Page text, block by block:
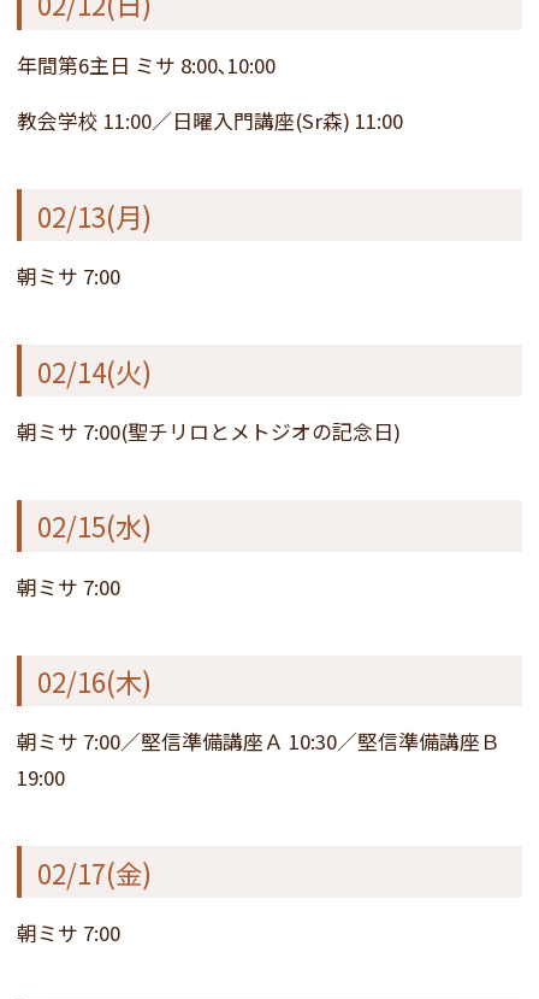
年間第6主日 ミサ 8:00､10:00
教会学校 11:00／日曜入門講座(Sr森) 11:00
02/13(月)
朝ミサ 7:00
02/14(火)
朝ミサ 7:00(聖チリロとメトジオの記念日)
02/15(水)
朝ミサ 7:00
02/16(木)
朝ミサ 7:00／堅信準備講座Ａ 10:30／堅信準備講座Ｂ
19:00
02/17(金)
朝ミサ 7:00